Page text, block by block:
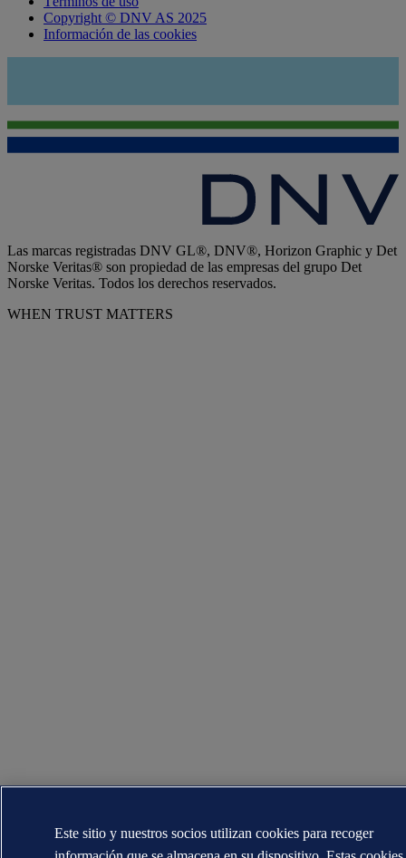
Copyright © DNV AS 2025
Información de las cookies
Las marcas registradas DNV GL®, DNV®, Horizon Graphic y Det
Norske Veritas® son propiedad de las empresas del grupo Det
Norske Veritas. Todos los derechos reservados.
WHEN TRUST MATTERS
Este sitio y nuestros socios utilizan cookies para recoger